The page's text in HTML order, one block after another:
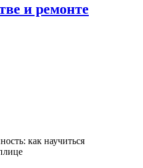
и ремонте
как научиться